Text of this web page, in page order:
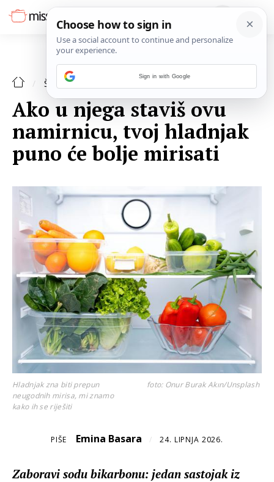
ŠPAJZA
Ako u njega staviš ovu
namirnicu, tvoj hladnjak
puno će bolje mirisati
Hladnjak zna biti prepun
neugodnih mirisa, mi znamo
kako ih se riješiti
foto: Onur Burak Akın/Unsplash
PIŠE Emina Basara / 24. LIPNJA 2026.
Zaboravi sodu bikarbonu: jedan sastojak iz
Sign in with Google